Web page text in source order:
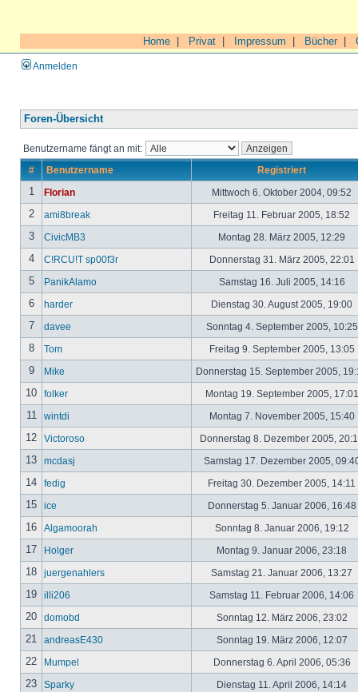
Home Privat Impressum Bücher|
Anmelden
Foren-Übersicht
Benutzername fängt an mit:
# Benutzername Registriert
1 Florian Mittwoch 6. Oktober 2004, 09:52
2 ami8break Freitag 11. Februar 2005, 18:52
3 CivicMB3 Montag 28. März 2005, 12:29
4 C!RCU!T sp00f3r Donnerstag 31. März 2005, 22:01
5 PanikAlamo Samstag 16. Juli 2005, 14:16
6 harder Dienstag 30. August 2005, 19:00
7 davee Sonntag 4. September 2005,
8 Tom Freitag 9. September 2005, 13:05
9 Mike Donnerstag 15. September 2005,
10 folker Montag 19. September 2005,
11 wintdi Montag 7. November 2005, 15:40
12 Victoroso Donnerstag 8. Dezember 2005,
13 mcdasj Samstag 17. Dezember 2005,
14 fedig Freitag 30. Dezember 2005, 14:11
15 ice Donnerstag 5. Januar 2006, 16:48
16 Algamoorah Sonntag 8. Januar 2006, 19:12
17 Holger Montag 9. Januar 2006, 23:18
18 juergenahlers Samstag 21. Januar 2006, 13:27
19 illi206 Samstag 11. Februar 2006, 14:06
20 domobd Sonntag 12. März 2006, 23:02
21 andreasE430 Sonntag 19. März 2006, 12:07
22 Mumpel Donnerstag 6. April 2006, 05:36
23 Sparky Dienstag 11. April 2006, 14:14